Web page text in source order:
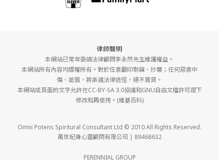
律師聲明
本網站已常年委請法律顧問李永然先生維護權益。
本網站所有內容均版權所有。對於任意翻印剽竊、抄襲；任何惡意中
傷、詆毀，將訴諸法律途徑，絕不寬貸。
本網站或頁面的文字允許在CC-BY-SA 3.0協議和GNU自由文檔許可證下
修改和再使用。(維基百科)
Omni Potens Spiritural Consultant Ltd © 2010 All Rights Reserved.
萬世紀身心靈顧問有限公司 | 89468632
PERENNIAL GROUP